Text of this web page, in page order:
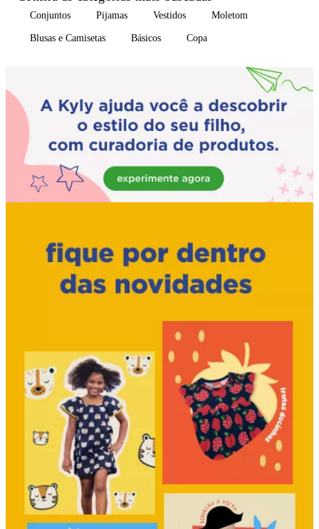
Conjuntos Pijamas Vestidos Moletom
Blusas e Camisetas Básicos Copa